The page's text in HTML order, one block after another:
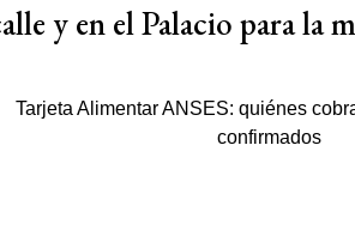
y en el Palacio para la